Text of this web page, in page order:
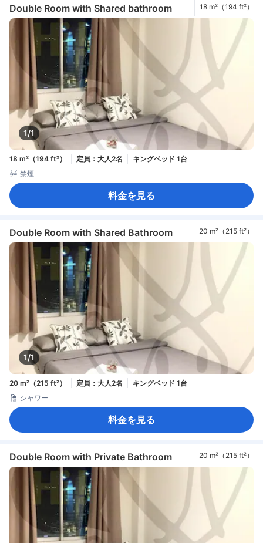
Double Room with Shared bathroom 18 m²（194 ft²）
1/1
18 m²（194 ft²） 定員：大人2名
キングベッド 1台
禁煙
料金を見る
Double Room with Shared Bathroom 20 m²（215 ft²）
1/1
20 m²（215 ft²） 定員：大人2名
キングベッド 1台
シャワー
料金を見る
Double Room with Private Bathroom 20 m²（215 ft²）